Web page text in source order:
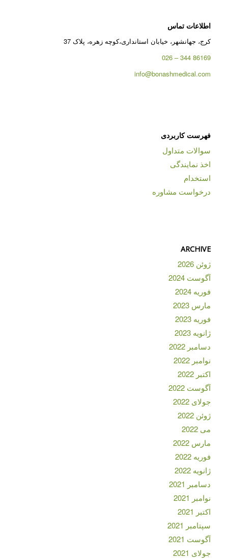
اطلاعات تماس
کرج، جهانشهر، خیابان استانداری،کوچه زهره، پلاک 37
86169 344 – 026
info@bonashmedical.com
فهرست کاربردی
سوالات متداول
اخذ نمایندگی
استخدام
درخواست مشاوره
ARCHIVE
ژوئن 2026
آگوست 2024
فوریه 2024
مارس 2023
فوریه 2023
ژانویه 2023
دسامبر 2022
نوامبر 2022
اکتبر 2022
آگوست 2022
جولای 2022
ژوئن 2022
می 2022
مارس 2022
فوریه 2022
ژانویه 2022
دسامبر 2021
نوامبر 2021
اکتبر 2021
سپتامبر 2021
آگوست 2021
جولای 2021